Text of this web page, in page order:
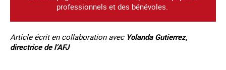
professionnels et des bénévoles.
Article écrit en collaboration avec Yolanda Gutierrez,
directrice de l’AFJ